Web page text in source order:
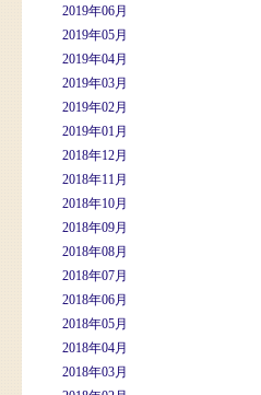
2019年06月
2019年05月
2019年04月
2019年03月
2019年02月
2019年01月
2018年12月
2018年11月
2018年10月
2018年09月
2018年08月
2018年07月
2018年06月
2018年05月
2018年04月
2018年03月